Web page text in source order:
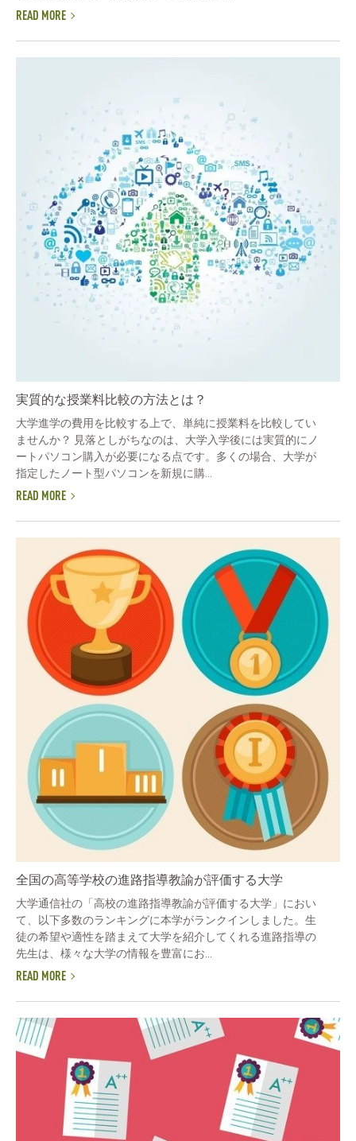
READ MORE
実質的な授業料比較の方法とは？
大学進学の費用を比較する上で、単純に授業料を比較してい
ませんか？ 見落としがちなのは、大学入学後には実質的にノ
ートパソコン購入が必要になる点です。多くの場合、大学が
指定したノート型パソコンを新規に購...
READ MORE
全国の高等学校の進路指導教諭が評価する大学
大学通信社の「高校の進路指導教諭が評価する大学」におい
て、以下多数のランキングに本学がランクインしました。生
徒の希望や適性を踏まえて大学を紹介してくれる進路指導の
先生は、様々な大学の情報を豊富にお...
READ MORE